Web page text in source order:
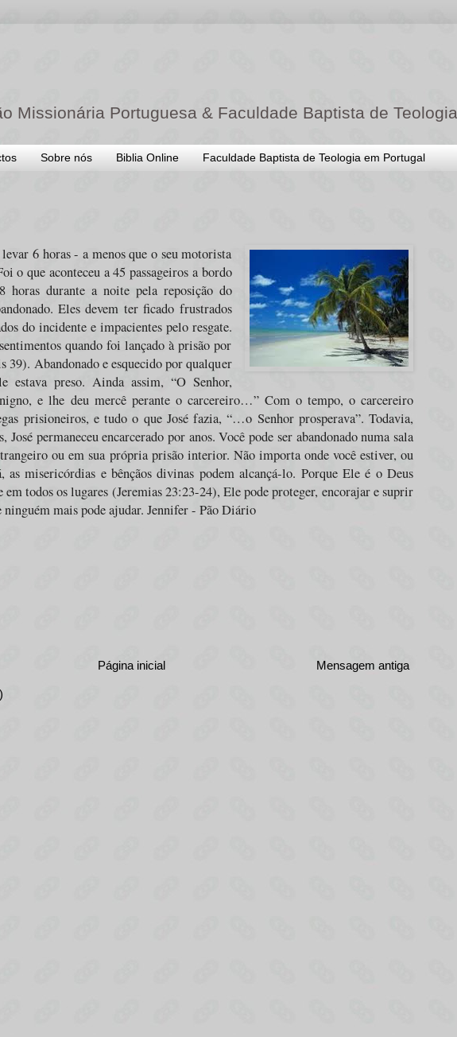
Missionária Portuguesa & Faculdade Baptista de Teologia
Sobre nós Biblia Online Faculdade Baptista de Teologia em Portugal
6 horas - a menos que o seu motorista
o que aconteceu a 45 passageiros a bordo
horas durante a noite pela reposição do
Eles devem ter ficado frustrados
do incidente e impacientes pelo resgate.
quando foi lançado à prisão por
39). Abandonado e esquecido por qualquer
estava preso. Ainda assim, “O Senhor,
e lhe deu mercê perante o carcereiro…” Com o tempo, o carcereiro
prisioneiros, e tudo o que José fazia, “…o Senhor prosperava”. Todavia,
José permaneceu encarcerado por anos. Você pode ser abandonado numa sala
ou em sua própria prisão interior. Não importa onde você estiver, ou
misericórdias e bênçãos divinas podem alcançá-lo. Porque Ele é o Deus
todos os lugares (Jeremias 23:23-24), Ele pode proteger, encorajar e suprir
ninguém mais pode ajudar. Jennifer - Pão Diário
Mensagem antiga
Página inicial